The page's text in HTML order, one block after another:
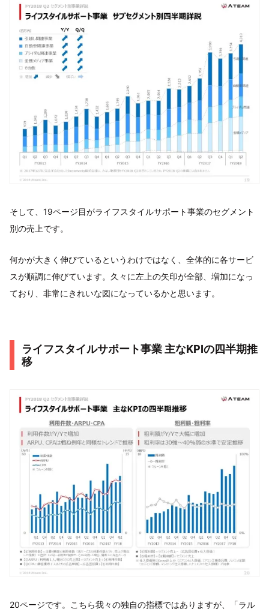
そして、19ページ目がライフスタイルサポート事業のセグメント
別の売上です。
何かが大きく伸びているというわけではなく、全体的に各サービ
スが順調に伸びています。久々に左上の矢印が全部、増加になっ
ており、非常にきれいな図になっているかと思います。
ライフスタイルサポート事業 主なKPIの四半期推
移
20ページです。こちら我々の独自の指標ではありますが、「ラル